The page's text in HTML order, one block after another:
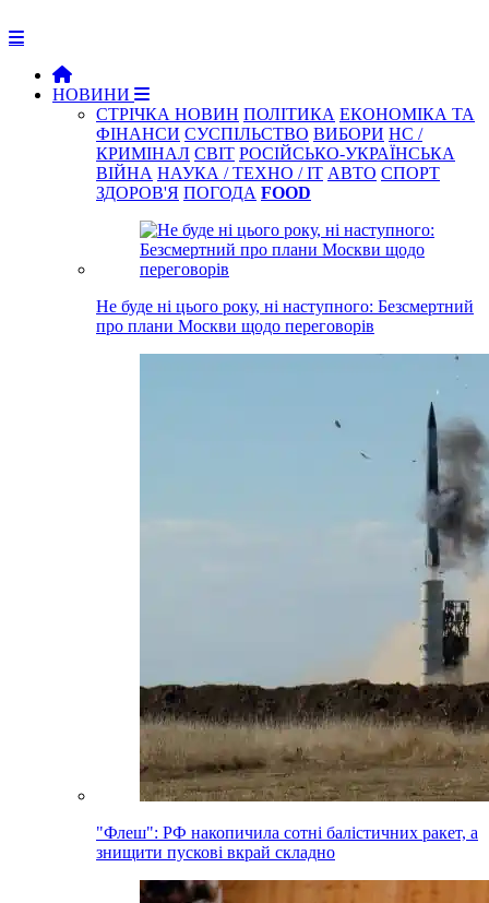
НОВИНИ
СТРІЧКА НОВИН ПОЛІТИКА ЕКОНОМІКА ТА
ФІНАНСИ СУСПІЛЬСТВО ВИБОРИ НС /
КРИМІНАЛ СВІТ РОСІЙСЬКО-УКРАЇНСЬКА
ВІЙНА НАУКА / ТЕХНО / IT АВТО СПОРТ
ЗДОРОВ'Я ПОГОДА FOOD
Не буде ні цього року, ні наступного: Безсмертний
про плани Москви щодо переговорів
"Флеш": РФ накопичила сотні балістичних ракет, а
знищити пускові вкрай складно